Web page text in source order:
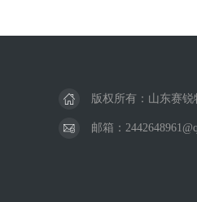
版权所有：山东赛锐
邮箱：